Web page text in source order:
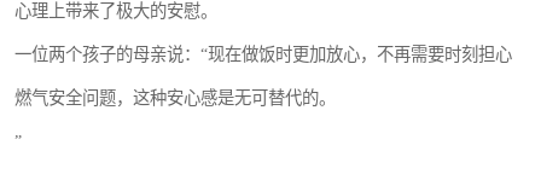
心理上带来了极大的安慰。
一位两个孩子的母亲说：“现在做饭时更加放心，不再需要时刻担心
燃气安全问题，这种安心感是无可替代的。
”